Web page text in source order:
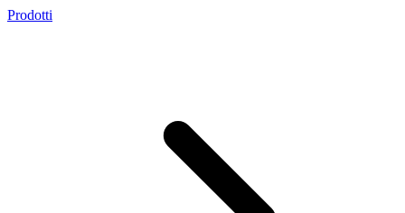
Prodotti